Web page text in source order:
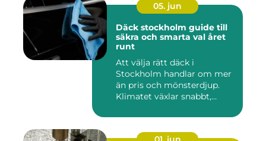
05. jun
Däck stockholm guide till
säkra och smarta val året
runt
Att välja rätt däck i
Stockholm handlar om mer
än pris och mönsterdjup.
Klimatet växlar snabbt,